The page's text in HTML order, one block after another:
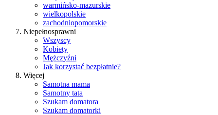
warmińsko-mazurskie
wielkopolskie
zachodniopomorskie
Niepełnosprawni
Wszyscy
Kobiety
Mężczyźni
Jak korzystać bezpłatnie?
Więcej
Samotna mama
Samotny tata
Szukam domatora
Szukam domatorki